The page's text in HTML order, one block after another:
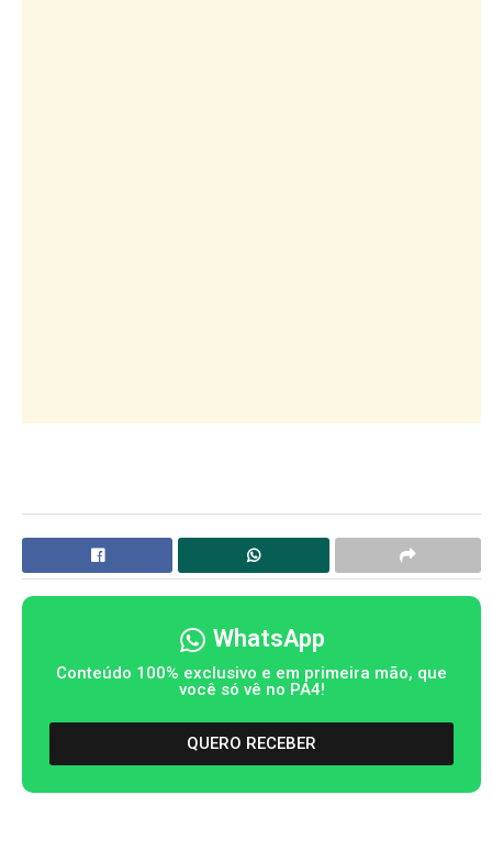
WhatsApp
Conteúdo 100% exclusivo e em primeira mão, que
você só vê no PA4!
QUERO RECEBER